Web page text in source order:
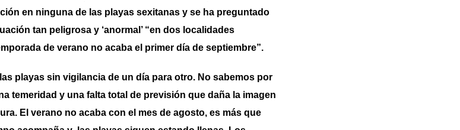
en ninguna de las playas sexitanas y se ha preguntado
tan peligrosa y ‘anormal’ “en dos localidades
de verano no acaba el primer día de septiembre”.
playas sin vigilancia de un día para otro. No sabemos por
temeridad y una falta total de previsión que daña la imagen
El verano no acaba con el mes de agosto, es más que